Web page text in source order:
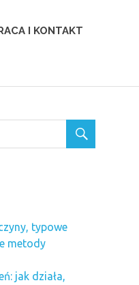
I KONTAKT
typowe
metody
jak działa,